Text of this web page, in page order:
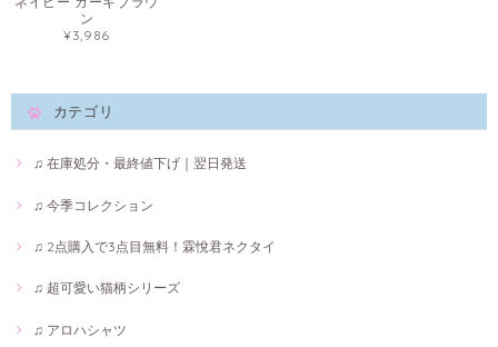
ン
¥3,986
カテゴリ
♫ 在庫処分・最終値下げ｜翌日発送
♫ 今季コレクション
♫ 2点購入で3点目無料！霖悅君ネクタイ
♫ 超可愛い猫柄シリーズ
♫ アロハシャツ